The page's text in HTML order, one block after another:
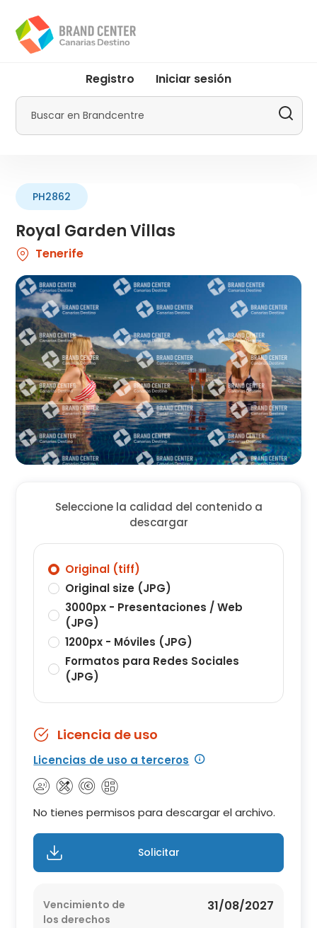
contenido
principal
menu
Promotur
Registro Iniciar sesión
Buscar
Royal Garden Villas
PH2862
Tenerife
Seleccione la calidad del contenido a
descargar
Original (tiff)
Original size (JPG)
3000px - Presentaciones / Web
(JPG)
1200px - Móviles (JPG)
Formatos para Redes Sociales
(JPG)
Licencia de uso
Licencias de uso a terceros
No tienes permisos para descargar el archivo.
Solicitar
Vencimiento de
los derechos
31/08/2027